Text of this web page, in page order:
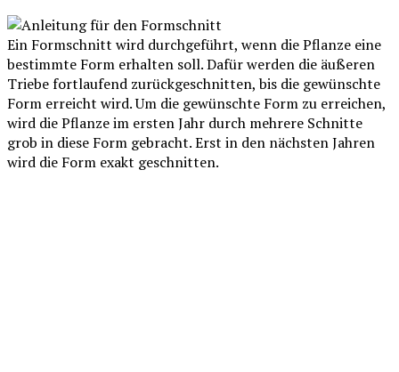
Ein Formschnitt wird durchgeführt, wenn die Pflanze eine
bestimmte Form erhalten soll. Dafür werden die äußeren
Triebe fortlaufend zurückgeschnitten, bis die gewünschte
Form erreicht wird. Um die gewünschte Form zu erreichen,
wird die Pflanze im ersten Jahr durch mehrere Schnitte
grob in diese Form gebracht. Erst in den nächsten Jahren
wird die Form exakt geschnitten.